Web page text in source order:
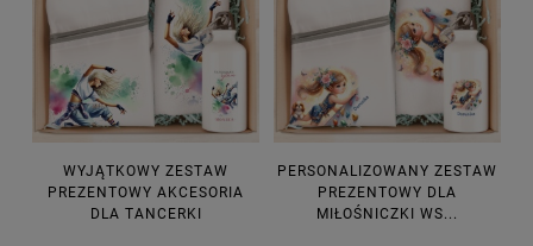
WYJĄTKOWY ZESTAW
PREZENTOWY AKCESORIA
DLA TANCERKI
PERSONALIZOWANY ZESTAW
PREZENTOWY DLA
MIŁOŚNICZKI WS...